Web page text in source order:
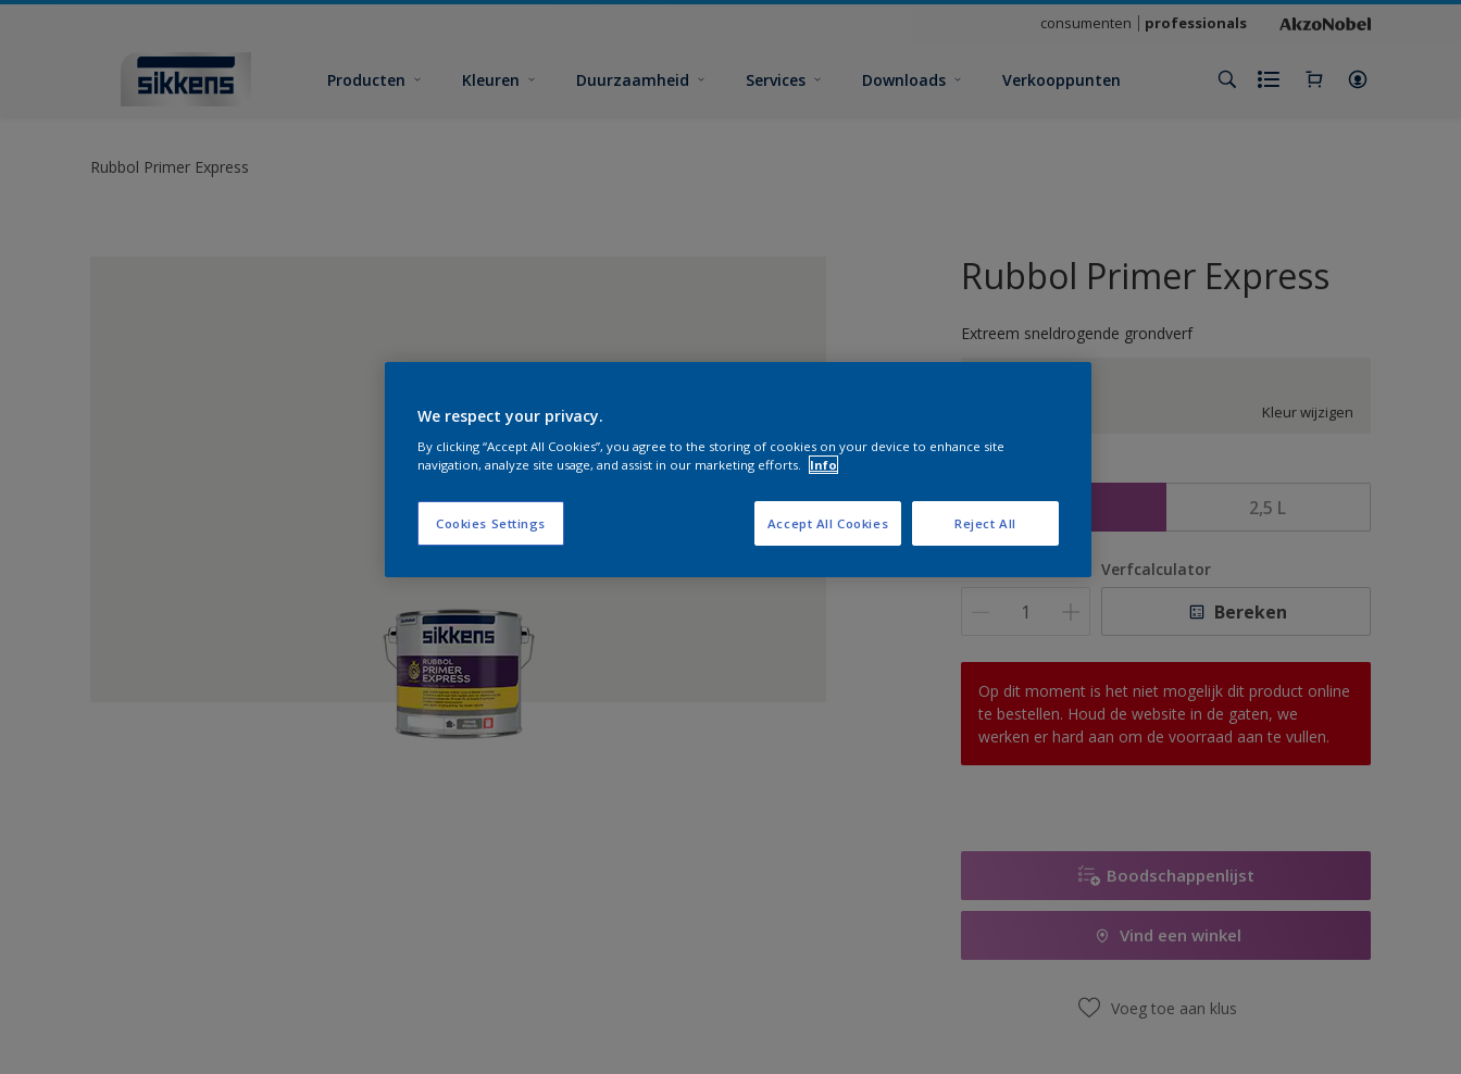
consumenten professionals
Producten Kleuren Duurzaamheid Services Downloads Verkooppunten
Rubbol Primer Express
Rubbol Primer Express
Extreem sneldrogende grondverf
Kleur wijzigen
1 L 2,5 L
Verfcalculator
Bereken
Op dit moment is het niet mogelijk dit product online
te bestellen. Houd de website in de gaten, we
werken er hard aan om de voorraad aan te vullen.
Boodschappenlijst
Vind een winkel
Voeg toe aan klus
We respect your privacy.
By clicking “Accept All Cookies”, you agree to the storing of cookies on your device to enhance site
navigation, analyze site usage, and assist in our marketing efforts.
Info
Cookies Settings Reject All
Accept All Cookies